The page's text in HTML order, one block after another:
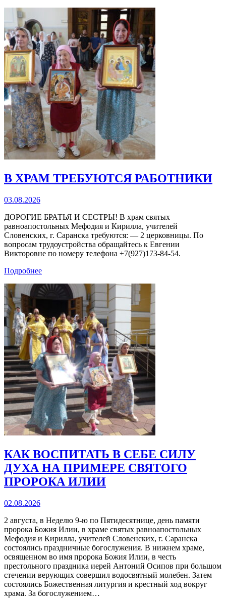
В ХРАМ ТРЕБУЮТСЯ РАБОТНИКИ
03.08.2026
ДОРОГИЕ БРАТЬЯ И СЕСТРЫ! В храм святых
равноапостольных Мефодия и Кирилла, учителей
Словенских, г. Саранска требуются: — 2 церковницы. По
вопросам трудоустройства обращайтесь к Евгении
Викторовне по номеру телефона +7(927)173-84-54.
Подробнее
КАК ВОСПИТАТЬ В СЕБЕ СИЛУ
ДУХА НА ПРИМЕРЕ СВЯТОГО
ПРОРОКА ИЛИИ
02.08.2026
2 августа, в Неделю 9‑ю по Пятидесятнице, день памяти
пророка Божия Илии, в храме святых равноапостольных
Мефодия и Кирилла, учителей Словенских, г. Саранска
состоялись праздничные богослужения. В нижнем храме,
освященном во имя пророка Божия Илии, в честь
престольного праздника иерей Антоний Осипов при большом
стечении верующих совершил водосвятный молебен. Затем
состоялись Божественная литургия и крестный ход вокруг
храма. За богослужением…